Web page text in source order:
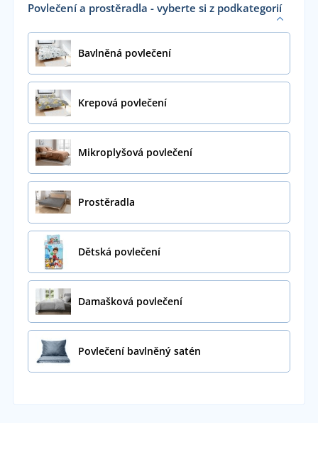
Povlečení a prostěradla - vyberte si z podkategorií
Bavlněná povlečení
Krepová povlečení
Mikroplyšová povlečení
Prostěradla
Dětská povlečení
Damašková povlečení
Povlečení bavlněný satén